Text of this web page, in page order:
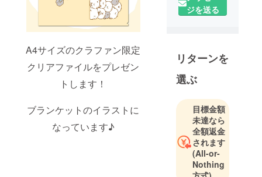
A4サイズのクラファン限定
クリアファイルをプレゼン
トします！
ブランケットのイラストに
なっています♪
チームで
す。
ングでの商
目指して、
ターとのコ
ラボ企画や
自社オリジ
ナルのアイ
テム企画を
行ってま
ジを送る
リターンを
選ぶ
目標金額
未達なら
全額返金
されます
(All-or-
Nothing